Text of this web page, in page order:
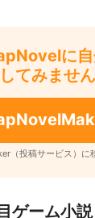
に
てみませ
（投稿サービス）に
ゲーム小説